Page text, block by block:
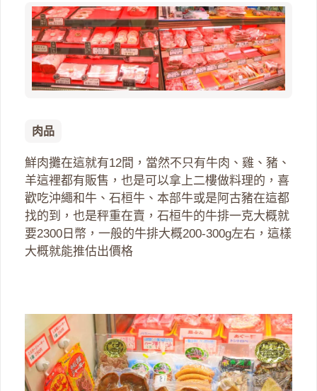
肉品
鮮肉攤在這就有12間，當然不只有牛肉、雞、豬、
羊這裡都有販售，也是可以拿上二樓做料理的，喜
歡吃沖繩和牛、石桓牛、本部牛或是阿古豬在這都
找的到，也是秤重在賣，石桓牛的牛排一克大概就
要2300日幣，一般的牛排大概200-300g左右，這樣
大概就能推估出價格